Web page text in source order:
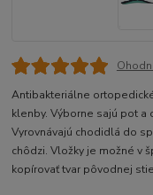
Antibakteriálne
klenby. Výborne sajú pot a
Vyrovnávajú chodidlá do
chôdzi. Vložky je možné v
kopírovať tvar pôvodnej